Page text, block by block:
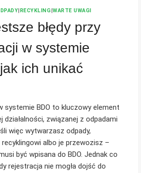
RECYKLING |WARTE UWAGI
błędy przy
w systemie
ich unikać
systemie BDO to kluczowy element
działalności, związanej z odpadami
więc wytwarzasz odpady,
albo je przewozisz –
być wpisana do BDO. Jednak co
rejestracja nie mogła dojść do